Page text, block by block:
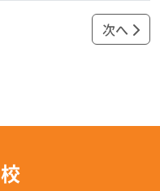
次へ